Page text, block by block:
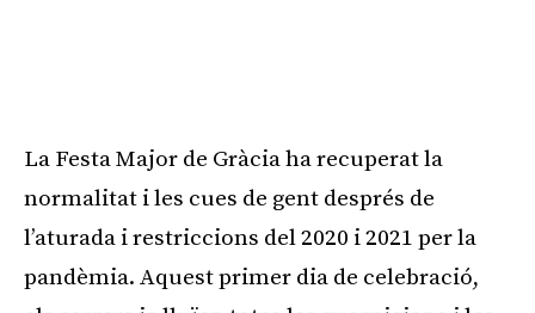
La Festa Major de Gràcia ha recuperat la
normalitat i les cues de gent després de
l’aturada i restriccions del 2020 i 2021 per la
pandèmia. Aquest primer dia de celebració,